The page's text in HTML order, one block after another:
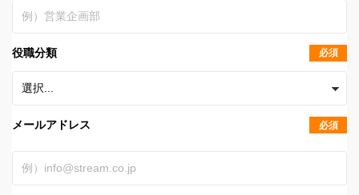
役職分類 必須
メールアドレス 必須